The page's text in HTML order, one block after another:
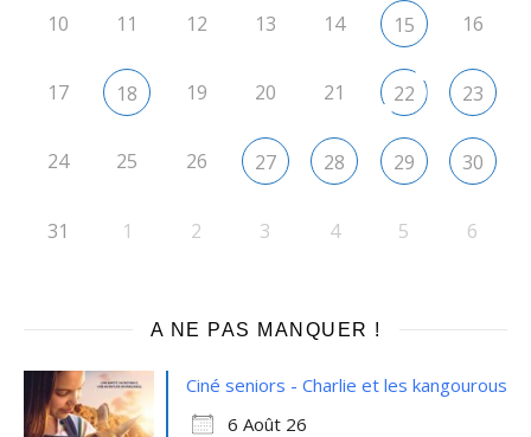
10 11 12 13 14 15 16
17 18 19 20 21 22 23
24 25 26 27 28 29 30
31 1 2 3 4 5 6
A NE PAS MANQUER !
Ciné seniors - Charlie et les kangourous
6 Août 26